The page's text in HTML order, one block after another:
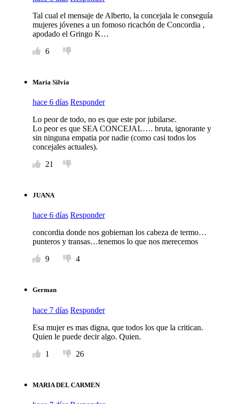
Tal cual el mensaje de Alberto, la concejala le conseguía
mujeres jóvenes a un fomoso ricachón de Concordia ,
apodado el Gringo K…
6
Maria Silvia
hace 6 días Responder
Lo peor de todo, no es que este por jubilarse.
Lo peor es que SEA CONCEJAL…. bruta, ignorante y
sin ninguna empatia por nadie (como casi todos los
concejales actuales).
21
JUANA
hace 6 días Responder
concordia donde nos gobiernan los cabeza de termo…
punteros y transas…tenemos lo que nos merecemos
9
4
German
hace 7 días Responder
Esa mujer es mas digna, que todos los que la critican.
Quien le puede decir algo. Quien.
1
26
MARIA DEL CARMEN